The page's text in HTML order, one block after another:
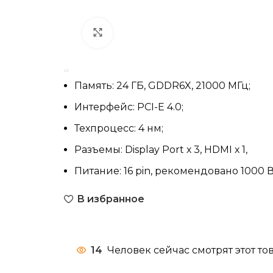
Память: 24 ГБ, GDDR6X, 21000 МГц;
Интерфейс: PCI-E 4.0;
Техпроцесс: 4 нм;
Разъемы: Display Port х 3, HDMI х 1,
Питание: 16 pin, рекомендовано 1000
В избранное
14 Человек сейчас смотрят этот